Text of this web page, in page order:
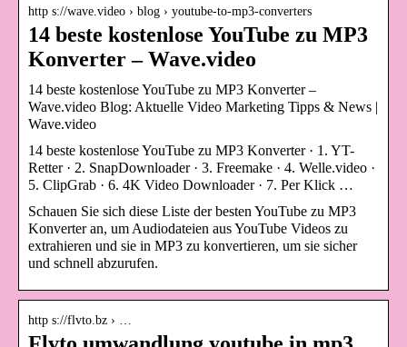
http s://wave.video › blog › youtube-to-mp3-converters
14 beste kostenlose YouTube zu MP3
Konverter – Wave.video
14 beste kostenlose YouTube zu MP3 Konverter –
Wave.video Blog: Aktuelle Video Marketing Tipps & News |
Wave.video
14 beste kostenlose YouTube zu MP3 Konverter · 1. YT-
Retter · 2. SnapDownloader · 3. Freemake · 4. Welle.video ·
5. ClipGrab · 6. 4K Video Downloader · 7. Per Klick …
Schauen Sie sich diese Liste der besten YouTube zu MP3
Konverter an, um Audiodateien aus YouTube Videos zu
extrahieren und sie in MP3 zu konvertieren, um sie sicher
und schnell abzurufen.
http s://flvto.bz › …